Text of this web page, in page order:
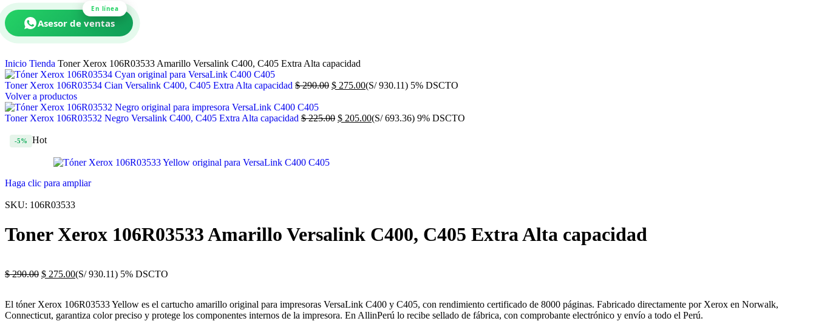
En línea
Asesor de ventas
Inicio Tienda Toner Xerox 106R03533 Amarillo Versalink C400, C405 Extra Alta capacidad
Toner Xerox 106R03534 Cian Versalink C400, C405 Extra Alta capacidad $290.00 $ 275.00(S/ 930.11) 5% DSCTO
Volver a productos
Toner Xerox 106R03532 Negro Versalink C400, C405 Extra Alta capacidad $225.00 $ 205.00(S/ 693.36) 9% DSCTO
-5% Hot
Haga clic para ampliar
SKU: 106R03533
Toner Xerox 106R03533 Amarillo Versalink C400, C405 Extra Alta capacidad
$290.00 $ 275.00(S/ 930.11) 5% DSCTO
El tóner Xerox 106R03533 Yellow es el cartucho amarillo original para impresoras VersaLink C400 y C405, con rendimiento certificado de 8000 páginas. Fabricado directamente por Xerox en Norwalk,
Connecticut, garantiza color preciso y protege los componentes internos de la impresora. En AllinPerú lo recibe sellado de fábrica, con comprobante electrónico y envío a todo el Perú.